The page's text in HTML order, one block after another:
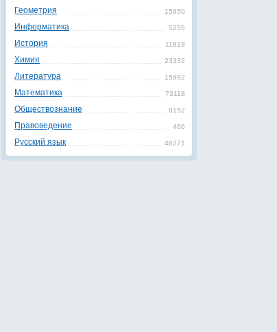
15850
Геометрия
5255
Информатика
11818
История
23332
Химия
15992
Литература
73118
Математика
8152
Обществознание
466
Правоведение
46271
Русский язык